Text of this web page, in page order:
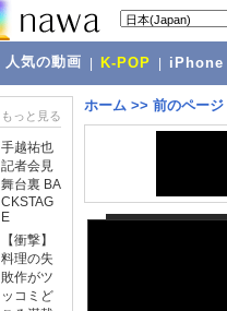
人気の動画 K-POP iPhone
もっと見る
手越祐也
記者会見
舞台裏 BA
CKSTAG
E
【衝撃】
料理の失
敗作がツ
ッコミど
ホーム >> 前のページ